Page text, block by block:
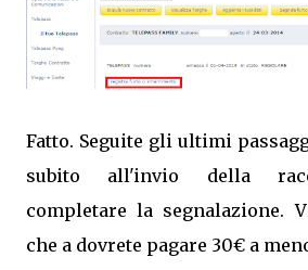
Fatto. Seguite gli ultimi
subito all'invio della
completare la segnalazione.
che a dovrete pagare 30€ a